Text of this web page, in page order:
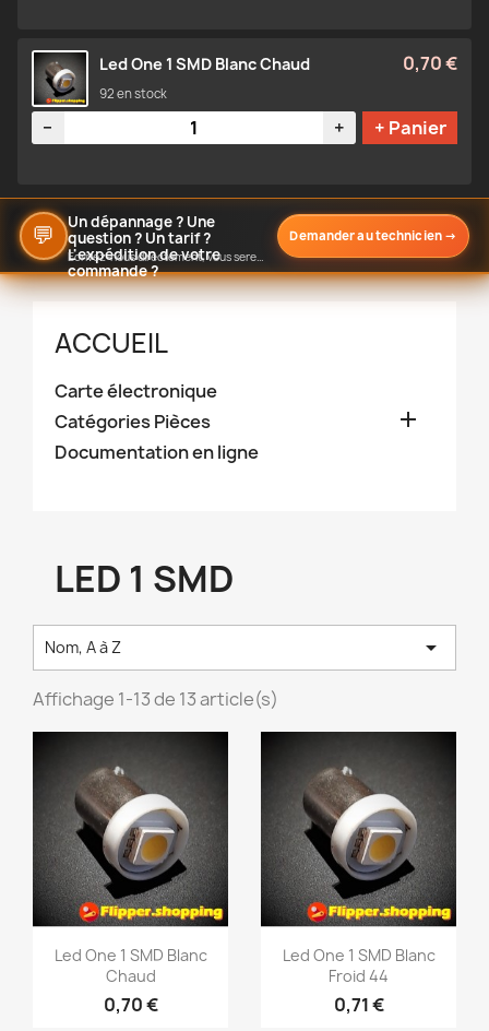
Led One 1 SMD Blanc Chaud 0,70 €
92 en stock
− + + Panier
💬
Un dépannage ? Une
question ? Un tarif ?
L'expédition de votre
commande ?
Écrivez-nous directement, vous serez notifié de notre réponse
Demander au technicien →
ACCUEIL
Carte électronique
Catégories Pièces

Documentation en ligne
LED 1 SMD
Nom, A à Z 
Affichage 1-13 de 13 article(s)
Led One 1 SMD Blanc
Chaud
0,70 €
Led One 1 SMD Blanc
Froid 44
0,71 €